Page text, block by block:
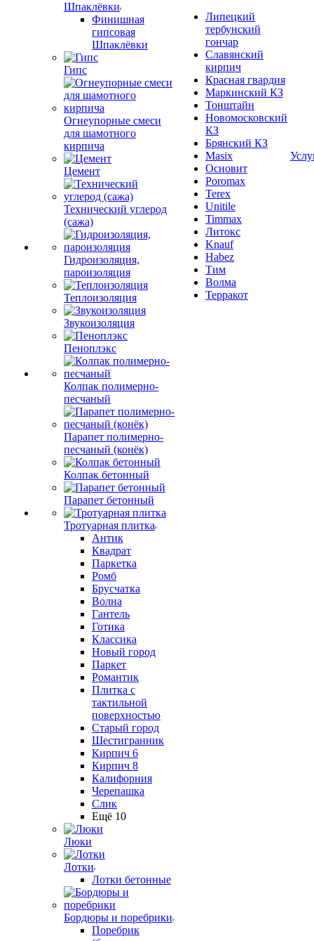
Шпаклёвки
Финишная
гипсовая
Шпаклёвки
Гипс
Огнеупорные смеси
для шамотного
кирпича
Цемент
Технический углерод
(сажа)
Гидроизоляция,
пароизоляция
Теплоизоляция
Звукоизоляция
Пеноплэкс
Колпак полимерно-
песчаный
Парапет полимерно-
песчаный (конёк)
Колпак бетонный
Парапет бетонный
Тротуарная плитка
Антик
Квадрат
Паркетка
Ромб
Брусчатка
Волна
Гантель
Готика
Классика
Новый город
Паркет
Романтик
Плитка с
тактильной
поверхностью
Старый город
Шестигранник
Кирпич 6
Кирпич 8
Калифорния
Черепашка
Слик
Ещё 10
Люки
Лотки
Лотки бетонные
Бордюры и поребрики
Поребрик
Липецкий
тербунский
гончар
Славянский
кирпич
Красная гвардия
Маркинский КЗ
Тонштайн
Новомосковский
КЗ
Брянский КЗ
Masix
Основит
Poromax
Terex
Unitile
Timmax
Литокс
Knauf
Habez
Тим
Волма
Терракот